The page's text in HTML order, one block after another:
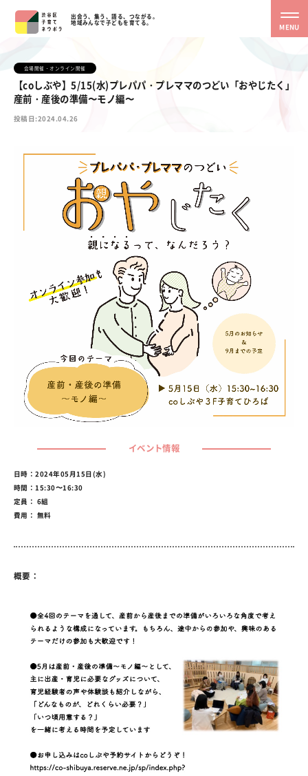
出会う、集う、語る、つながる。
地域みんなで子どもを育てる。
MENU
会場開催・オンライン開催
【coしぶや】5/15(水)プレパパ・プレママのつどい「おやじたく」
産前・産後の準備〜モノ編〜
投稿日:2024.04.26
イベント情報
日時：2024年05月15日(水)
時間：15:30〜16:30
定員： 6組
費用： 無料
概要：